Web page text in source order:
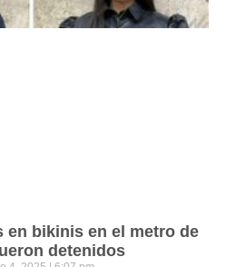
en bikinis en el metro de
detenidos